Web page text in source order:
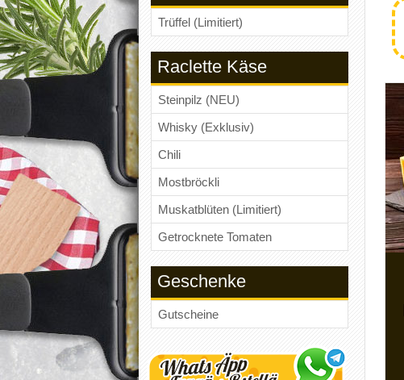
Trüffel (Limitiert)
Raclette Käse
Steinpilz (NEU)
Whisky (Exklusiv)
Chili
Mostbröckli
Muskatblüten (Limitiert)
Getrocknete Tomaten
Geschenke
Gutscheine